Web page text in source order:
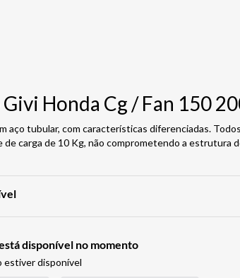
Honda Cg / Fan 150
aço tubular, com características diferenciadas.
de carga de 10 Kg, não comprometendo a estrutura
disponível no momento
estiver disponível